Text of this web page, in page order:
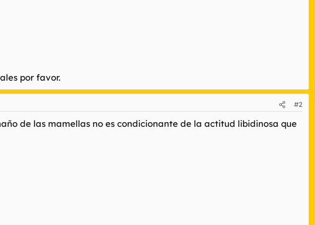
por favor.
#2
de las mamellas no es condicionante de la actitud libidinosa que